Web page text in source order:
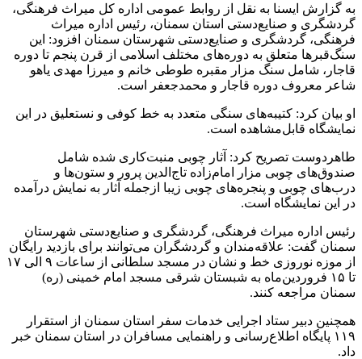
به گزارش ایسنا به نقل از روابط عمومی اداره کل میراث فرهنگی،
گردشگری و صنایع‌دستی استان سمنان، رئیس اداره میراث
فرهنگی، گردشگری و صنایع‌دستی شهرستان سمنان افزود: این
سنگ‌قبرها متعلق به دوره‌های مختلف اسلامی از قرن پنجم تا دوره
قاجار، شامل سنگ مزار مقبره طوطی خانم و میرزا مهدی یاهو
شاعر معروف دوره قاجار و محمدجعفر است.
او بیان کرد: کتیبه‌های سنگی متعدد به خط کوفی و نستعلیق در این
نمایشگاه قابل‌مشاهده است.
طاهردوست تصریح کرد: آثار چوبی منبت‌کاری شده شامل
صندوق‌های چوبی مزار امام‌زاده تاج‌الدین پرور و ستون‌ها و
درب‌های چوبی و پنجره‌های چوبی زیبا ازجمله آثار به نمایش درآمده
در این نمایشگاه است.
رئیس اداره میراث فرهنگی، گردشگری و صنایع‌دستی شهرستان
سمنان گفت: علاقه‌مندان و گردشگران می‌توانند برای بازدید رایگان
از موزه نوروزی خط و نشان در مسجد سلطانی از ساعات ۹ الی ۱۷
تا ۱۵ فروردین‌ماه به شبستان شرقی مسجد امام خمینی (ره)
سمنان مراجعه کنند.
همچنین دبیر ستاد اجرایی خدمات سفر استان سمنان از استقرار
۱۱۹ پایگاه اطلاع‌رسانی و راهنمایی مسافران در استان سمنان خبر
داد.